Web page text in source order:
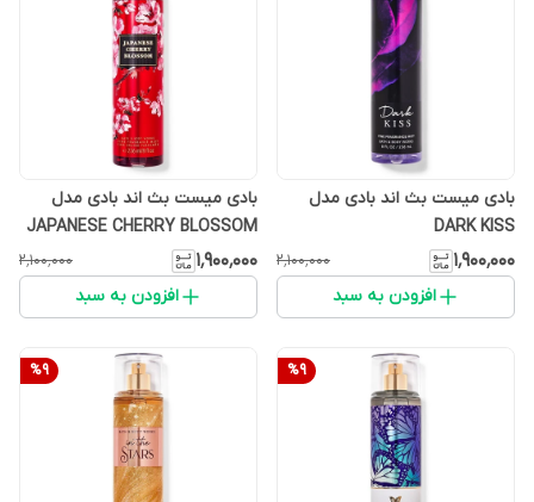
بادی میست بث اند بادی مدل
DARK KISS
۱٬۹۰۰٬۰۰۰ ۲٬۱۰۰٬۰۰۰
افزودن به سبد
بادی میست بث اند بادی مدل
JAPANESE CHERRY BLOSSOM
۱٬۹۰۰٬۰۰۰ ۲٬۱۰۰٬۰۰۰
افزودن به سبد
%9
%9